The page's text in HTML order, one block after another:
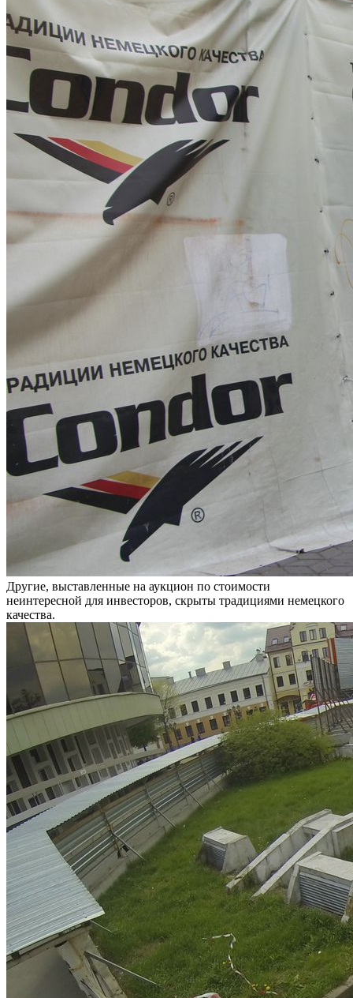
Другие, выставленные на аукцион по стоимости
неинтересной для инвесторов, скрыты традициями немецкого
качества.